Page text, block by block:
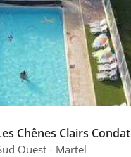
Chênes Clairs Condat
Ouest - Martel